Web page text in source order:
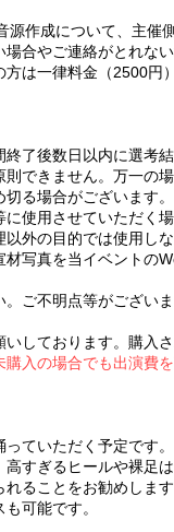
作成について、主催
合やご連絡がとれな
は一律料金（2500円
了後数日以内に選考
できません。万一の
る場合がございます。
使用させていただく
外の目的では使用し
写真を当イベントの
。ご不明点等がござ
しております。購入
入の場合でも出演費を
ていただく予定です。
高すぎるヒールや裸
ることをお勧めします
可能です。